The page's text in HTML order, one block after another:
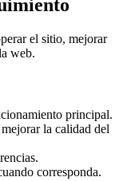
el sitio, mejorar
web.
principal.
la calidad del
corresponda.